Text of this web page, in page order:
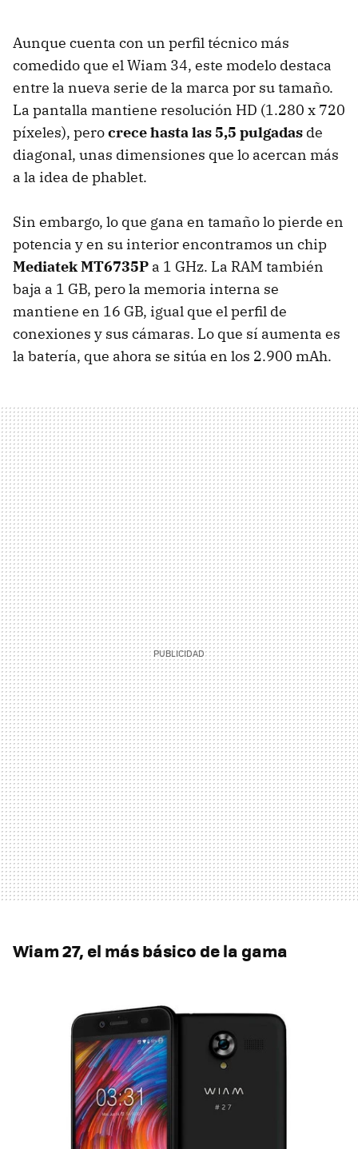
Aunque cuenta con un perfil técnico más
comedido que el Wiam 34, este modelo destaca
entre la nueva serie de la marca por su tamaño.
La pantalla mantiene resolución HD (1.280 x 720
píxeles), perocrece hasta las 5,5 pulgadas de
diagonal, unas dimensiones que lo acercan más
a la idea de phablet.
Sin embargo, lo que gana en tamaño lo pierde en
potencia y en su interior encontramos un chip
Mediatek MT6735P a 1 GHz. La RAM también
baja a 1 GB, pero la memoria interna se
mantiene en 16 GB, igual que el perfil de
conexiones y sus cámaras. Lo que sí aumenta es
la batería, que ahora se sitúa en los 2.900 mAh.
Wiam 27, el más básico de la gama